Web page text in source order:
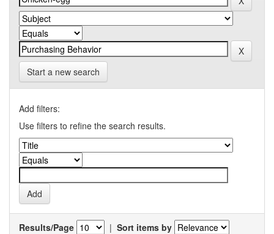
Start a new search
Add filters:
Use filters to refine the search results.
Results/Page | Sort items by